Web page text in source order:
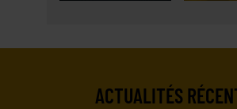
ACTUALITÉS